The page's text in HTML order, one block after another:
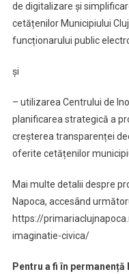
de digitalizare și
cetățenilor Municipiului
funcționarului public
și
– utilizarea Centrului de
planificarea strategică a
creșterea transparenței
oferite cetățenilor
Mai multe detalii despre
Napoca, accesând
https://
imaginatie-civica/
Pentru a fi în